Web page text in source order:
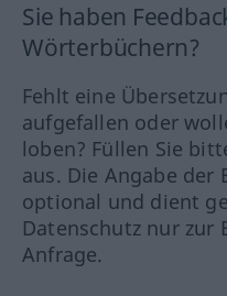
Sie haben
Wörterbüchern?
Fehlt eine
aufgefallen oder
loben? Füllen Sie
aus. Die Angabe der
optional und dient
Datenschutz nur
Anfrage.